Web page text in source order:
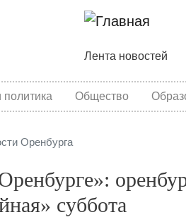
Основная
Лента новостей
Общество
Оренбурга
суббота